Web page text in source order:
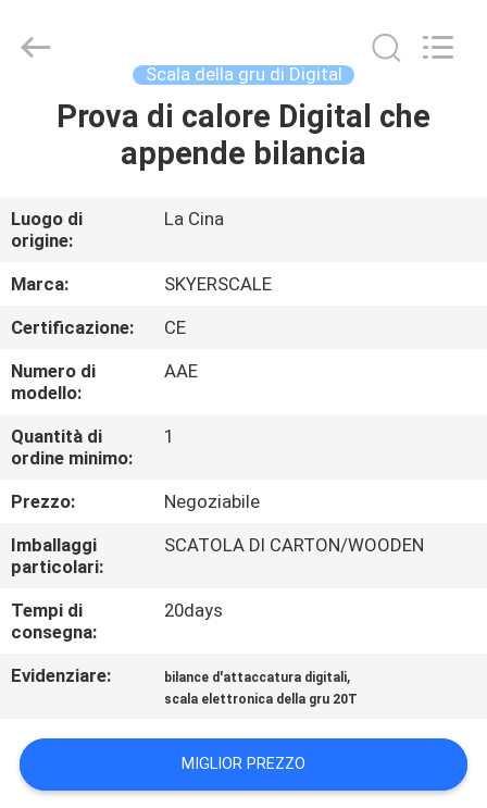
CASA.
VIDEO
SU
DI
NOI
VISITA
DELLA
FABBRICA
CONTROLLO
DELLA
QUALITÀ
NOTIZIE
Co.,Limited.
Scala della gru di Digital
Prova di calore Digital che
appende bilancia
Luogo di
origine:
La Cina
Marca:
SKYERSCALE
Certificazione:
CE
Numero di
modello:
AAE
Quantità di
ordine minimo:
1
Prezzo:
Negoziabile
Imballaggi
particolari:
SCATOLA DI CARTON/WOODEN
Tempi di
consegna:
20days
Evidenziare: bilance d'attaccatura digitali,
scala elettronica della gru 20T
MIGLIOR PREZZO